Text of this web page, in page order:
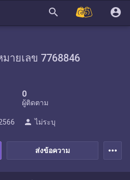
search account_circle
ายเลข 7768846
0
ผู้ติดตาม
ส่งข้อความ
person ไม่ระบุ
more_horiz